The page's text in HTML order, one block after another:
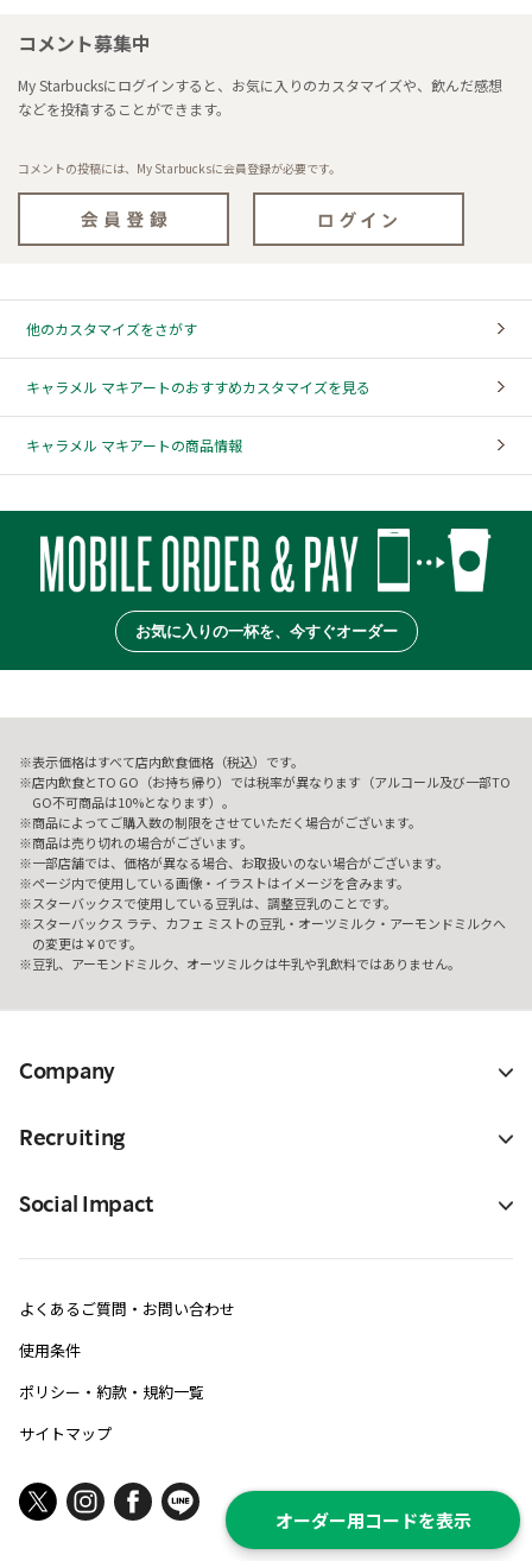
オーダー用コードを表示
コメント募集中
My Starbucksにログインすると、お気に入りのカスタマイズや、飲んだ感想
などを投稿することができます。
コメントの投稿には、My Starbucksに会員登録が必要です。
他のカスタマイズをさがす
キャラメル マキアートのおすすめカスタマイズを見る
キャラメル マキアートの商品情報
お気に入りの一杯を、今すぐオーダー
表示価格はすべて店内飲食価格（税込）です。
店内飲食とTO GO（お持ち帰り）では税率が異なります（アルコール及び一部TO
GO不可商品は10%となります）。
商品によってご購入数の制限をさせていただく場合がございます。
商品は売り切れの場合がございます。
一部店舗では、価格が異なる場合、お取扱いのない場合がございます。
ページ内で使用している画像・イラストはイメージを含みます。
スターバックスで使用している豆乳は、調整豆乳のことです。
スターバックス ラテ、カフェ ミストの豆乳・オーツミルク・アーモンドミルクへ
の変更は￥0です。
豆乳、アーモンドミルク、オーツミルクは牛乳や乳飲料ではありません。
Company
Recruiting
Social Impact
よくあるご質問・お問い合わせ
使用条件
ポリシー・約款・規約一覧
サイトマップ